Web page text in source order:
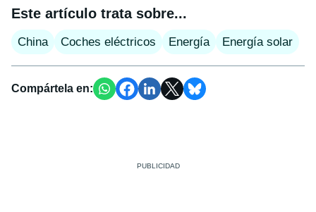
Este artículo trata sobre...
China Coches eléctricos Energía Energía solar
Compártela en: